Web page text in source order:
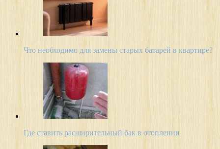
Что необходимо для замены старых батарей в квартире?
Где ставить расширительный бак в отоплении